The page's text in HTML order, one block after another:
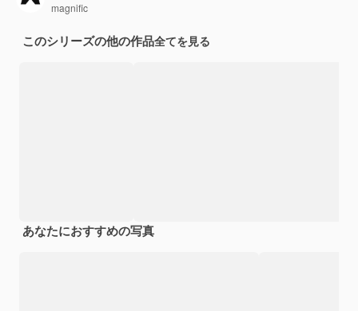
magnific
このシリーズの他の作品全てを見る
あなたにおすすめの写真